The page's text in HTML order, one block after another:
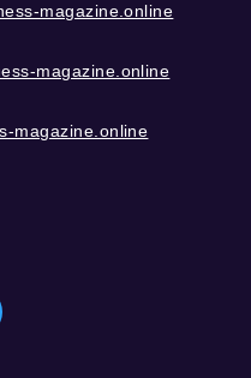
magazine.online
magazine.online
magazine.online